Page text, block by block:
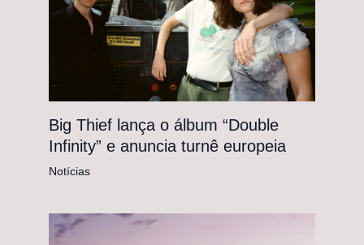
Big Thief lança o álbum “Double
Infinity” e anuncia turnê europeia
Notícias